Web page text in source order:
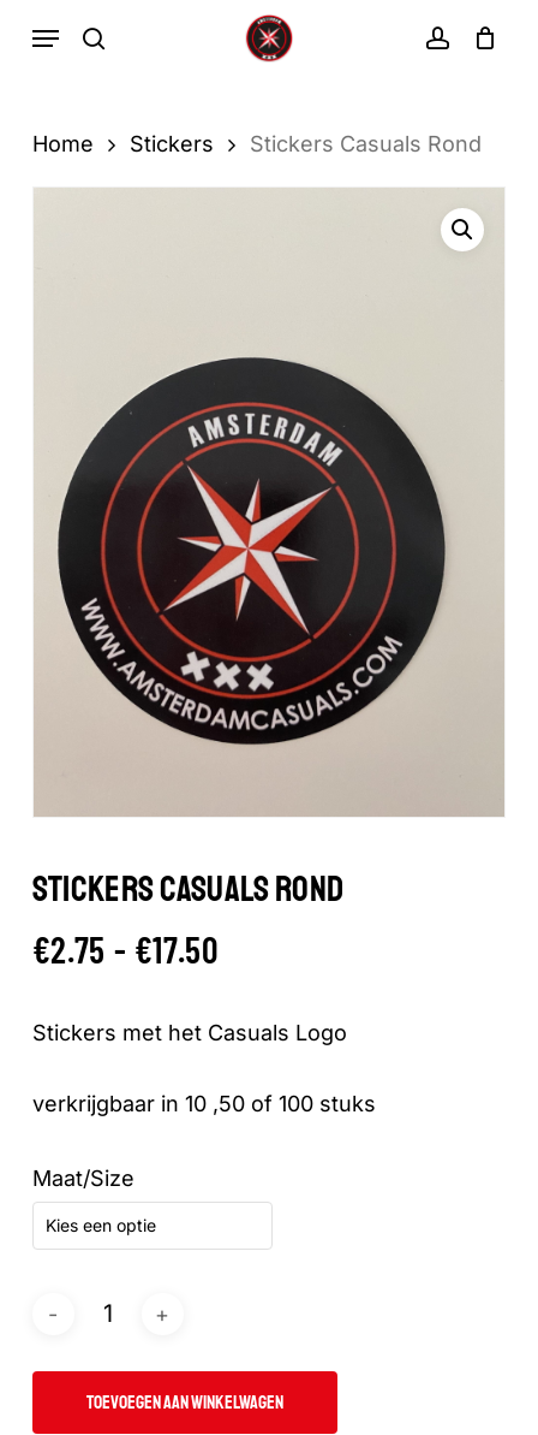
zoekopdracht
Menu
Winkelwagen
Home Stickers Stickers Casuals Rond
STICKERS CASUALS ROND
€2.75 - €17.50
tot
€17.50
Stickers met het Casuals Logo
verkrijgbaar in 10 ,50 of 100 stuks
Maat/Size
Kies een optie
TOEVOEGEN AAN WINKELWAGEN